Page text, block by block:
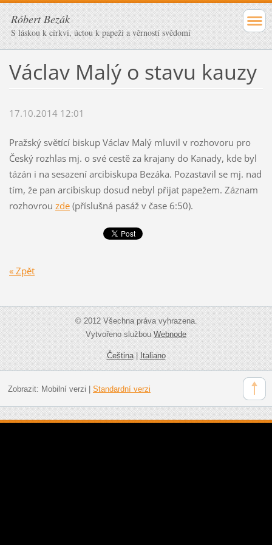
Róbert Bezák
S láskou k církvi, úctou k papeži a věrností svědomí
Václav Malý o stavu kauzy
17.10.2014 12:01
Pražský světící biskup Václav Malý mluvil v rozhovoru pro
Český rozhlas mj. o své cestě za krajany do Kanady, kde byl
tázán i na sesazení arcibiskupa Bezáka. Pozastavil se mj. nad
tím, že pan arcibiskup dosud nebyl přijat papežem. Záznam
rozhovrou zde(příslušná pasáž v čase 6:50).
« Zpět
© 2012 Všechna práva vyhrazena.
Vytvořeno službouWebnode
Čeština|Italiano
Zobrazit: Mobilní verzi Standardní verzi